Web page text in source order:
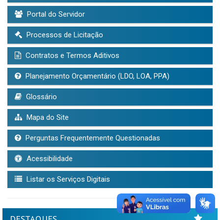
Portal do Servidor
Processos de Licitação
Contratos e Termos Aditivos
Planejamento Orçamentário (LDO, LOA, PPA)
Glossário
Mapa do Site
Perguntas Frequentemente Questionadas
Acessibilidade
Listar os Serviços Digitais